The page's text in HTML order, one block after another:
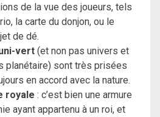
de la vue des joueurs, tels
la carte du donjon, ou le
de dé.
vert (et non pas univers et
planétaire) sont très prisées
en accord avec la nature.
royale : c’est bien une armure
ayant appartenu à un roi, et